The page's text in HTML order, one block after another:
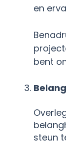
en
bent
steun